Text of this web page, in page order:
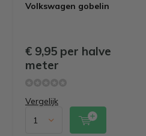
Volkswagen gobelin
€ 9,95 per halve
meter
Vergelijk